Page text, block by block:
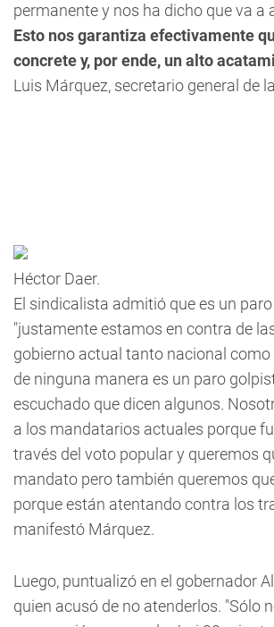
permanente y nos ha dicho que va a
Esto nos garantiza efectivamente
concrete y, por ende, un alto
Luis Márquez, secretario general de
Héctor Daer.
El sindicalista admitió que es un
"justamente estamos en contra de
gobierno actual tanto nacional
de ninguna manera es un paro
escuchado que dicen algunos.
a los mandatarios actuales porque
través del voto popular y queremos
mandato pero también queremos
porque están atentando contra los
manifestó Márquez.
Luego, puntualizó en el gobernador
quien acusó de no atenderlos. "Sólo